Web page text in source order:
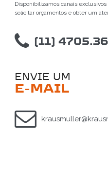
Disponibilizamos canais
solicitar orçamentos e obter um
(11)
ENVIE UM
E-MAIL